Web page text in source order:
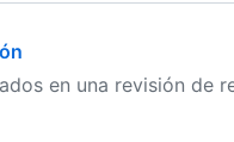
en una revisión de